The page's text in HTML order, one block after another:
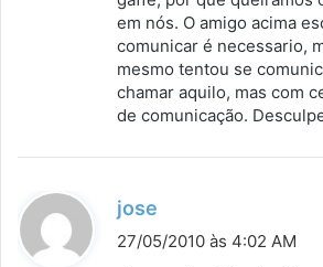
em nós. O amigo acima
comunicar é necessario,
mesmo tentou se
chamar aquilo, mas com
de comunicação.
jose
i
27/05/2010 às 4:02 AM